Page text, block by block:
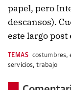
papel, pero
descansos).
este largo post
TEMAS costumbres,
servicios,trabajo